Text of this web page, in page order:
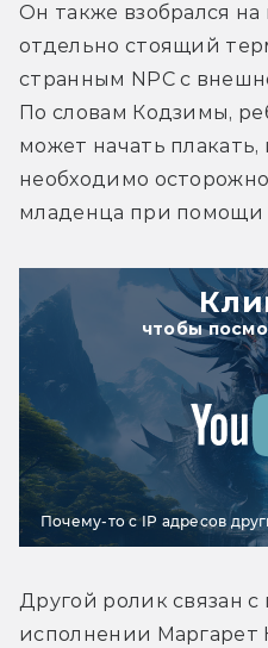
Он также взобрался на
отдельно стоящий
странным NPC с
По словам Кодзимы,
может начать плакать,
необходимо осторожно
младенца при помощи
чтобы
Почему-то с IP адресов
Другой ролик связан
исполнении Маргарет